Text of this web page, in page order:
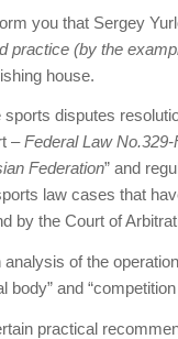
you that Sergey
practice (by the
house.
sports disputes
–Federal Law
Federation” and
law cases that
by the Court of
of the
body” and
practical